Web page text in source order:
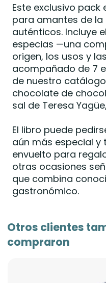
Este exclusivo
para amantes de
auténticos. Incluye
especias —una
origen, los usos y
acompañado de 7
de nuestro
chocolate de
sal de Teresa
El libro puede
aún más especial y
envuelto para
otras ocasiones
que combina
gastronómico.
Otros clientes
compraron